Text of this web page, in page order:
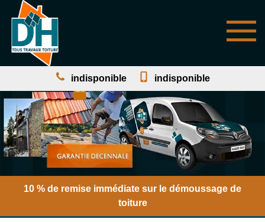
indisponible indisponible
10 % de remise immédiate sur le démoussage de
toiture